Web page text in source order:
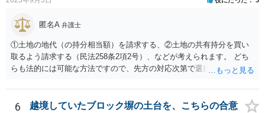
匿名A 弁護士
①土地の地代（の持分相当額）を請求する、②土地の共有持分を買い
取るよう請求する（民法258条2項2号）、などが考えられます。 どち
らも法的には可能な方法ですので、先方の対応次第で選択することに
は②を求めて訴訟を提起することになるかと存じます。）
6
越境していたブロック塀の土台を、こちらの合意